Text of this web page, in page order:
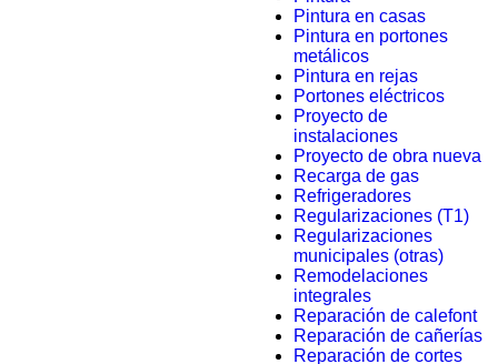
Pintura en casas
Pintura en portones
metálicos
Pintura en rejas
Portones eléctricos
Proyecto de
instalaciones
Proyecto de obra nueva
Recarga de gas
Refrigeradores
Regularizaciones (T1)
Regularizaciones
municipales (otras)
Remodelaciones
integrales
Reparación de calefont
Reparación de cañerías
Reparación de cortes